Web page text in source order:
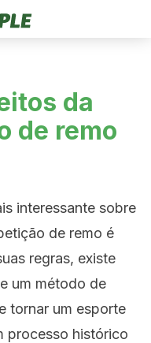
da
de remo
interessante sobre
de remo é
regras, existe
um método de
tornar um esporte
processo histórico